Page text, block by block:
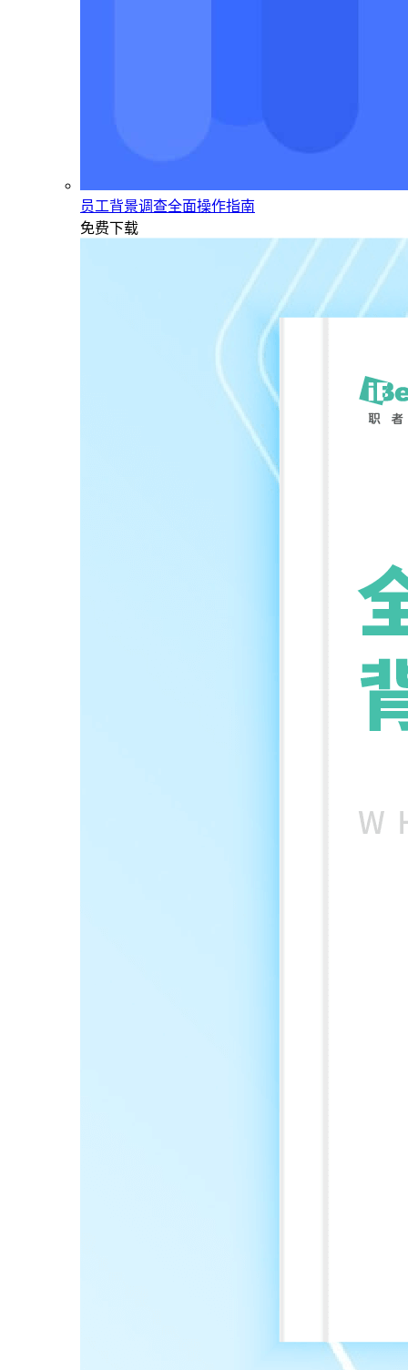
员工背景调查全面操作指南
免费下载